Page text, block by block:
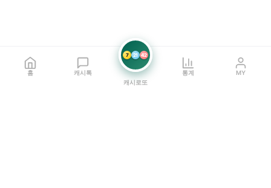
홈 캐시톡
7 21 42
캐시로또
통계 MY